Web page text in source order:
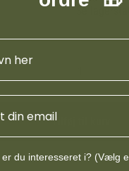
omlægge fuldt ud til
kun bestilles til afhentning
Se
Tilføj til kurv
er du interesseret i? (Vælg